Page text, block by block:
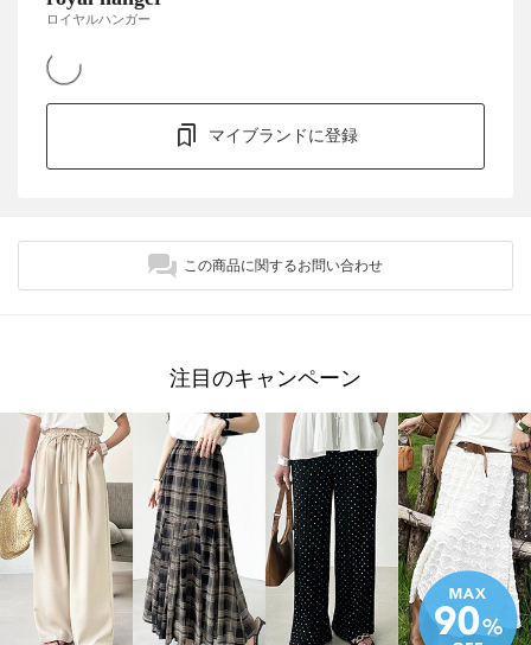
ロイヤルハンガー
マイブランドに登録
この商品に関するお問い合わせ
注目のキャンペーン